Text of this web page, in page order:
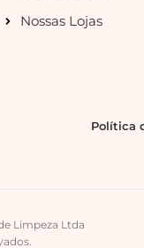
Nossas Lojas
Política
Limpeza Ltda